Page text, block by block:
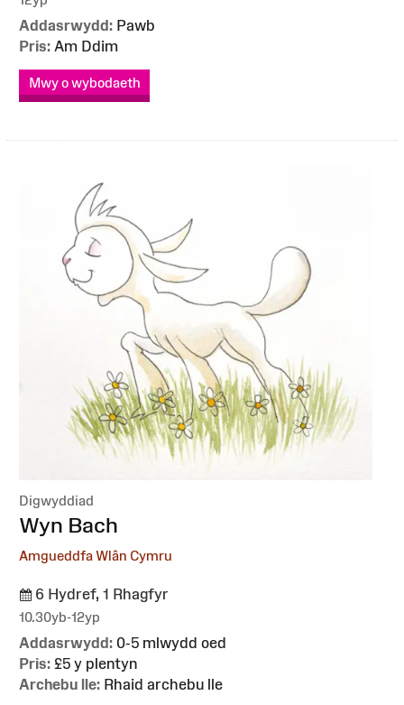
Addasrwydd: Pawb
Pris: Am Ddim
Mwy o wybodaeth
Digwyddiad
:Wyn Bach
Amgueddfa Wlân Cymru
6 Hydref, 1 Rhagfyr
10.30yb-12yp
Addasrwydd: 0-5 mlwydd oed
Pris: £5 y plentyn
Archebu lle: Rhaid archebu lle